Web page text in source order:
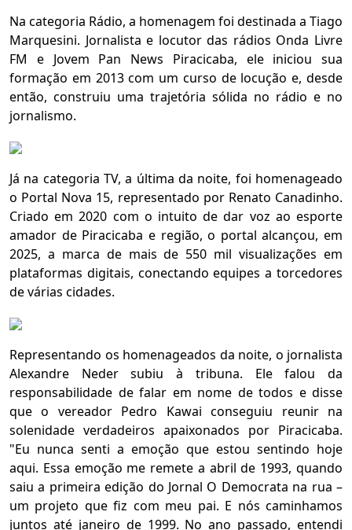
Na categoria Rádio, a homenagem foi destinada a Tiago
Marquesini. Jornalista e locutor das rádios Onda Livre
FM e Jovem Pan News Piracicaba, ele iniciou sua
formação em 2013 com um curso de locução e, desde
então, construiu uma trajetória sólida no rádio e no
jornalismo.
Já na categoria TV, a última da noite, foi homenageado
o Portal Nova 15, representado por Renato Canadinho.
Criado em 2020 com o intuito de dar voz ao esporte
amador de Piracicaba e região, o portal alcançou, em
2025, a marca de mais de 550 mil visualizações em
plataformas digitais, conectando equipes a torcedores
de várias cidades.
Representando os homenageados da noite, o jornalista
Alexandre Neder subiu à tribuna. Ele falou da
responsabilidade de falar em nome de todos e disse
que o vereador Pedro Kawai conseguiu reunir na
solenidade verdadeiros apaixonados por Piracicaba.
"Eu nunca senti a emoção que estou sentindo hoje
aqui. Essa emoção me remete a abril de 1993, quando
saiu a primeira edição do Jornal O Democrata na rua –
um projeto que fiz com meu pai. E nós caminhamos
juntos até janeiro de 1999. No ano passado, entendi